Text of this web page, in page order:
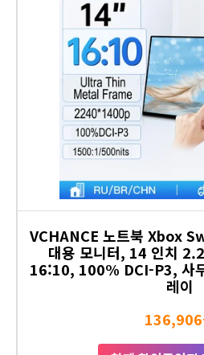
VCHANCE 노트북 Xbox
대용 모니터, 14 인치
16:10, 100% DCI-P3, 사
레이
136,906